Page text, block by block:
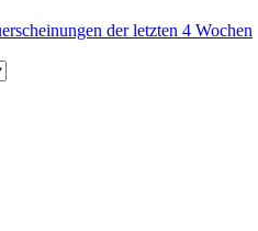
der letzten 4 Wochen